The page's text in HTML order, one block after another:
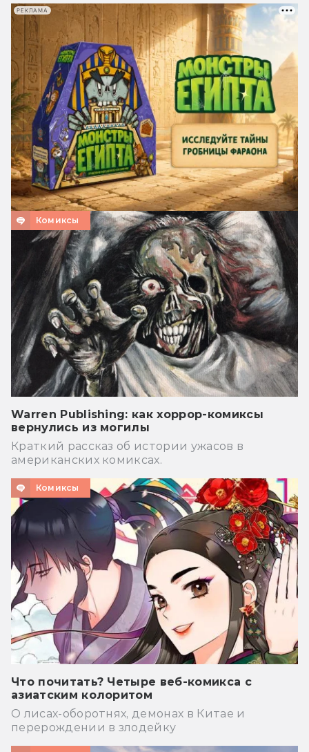
Комиксы
Warren Publishing: как хоррор-комиксы
вернулись из могилы
Краткий рассказ об истории ужасов в
американских комиксах.
Комиксы
Что почитать? Четыре веб-комикса с
азиатским колоритом
О лисах-оборотнях, демонах в Китае и
перерождении в злодейку
РЕКЛАМА